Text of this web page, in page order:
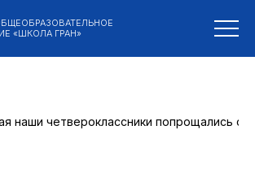
«ШКОЛА ГРАН»
наши четвероклассники попрощались с